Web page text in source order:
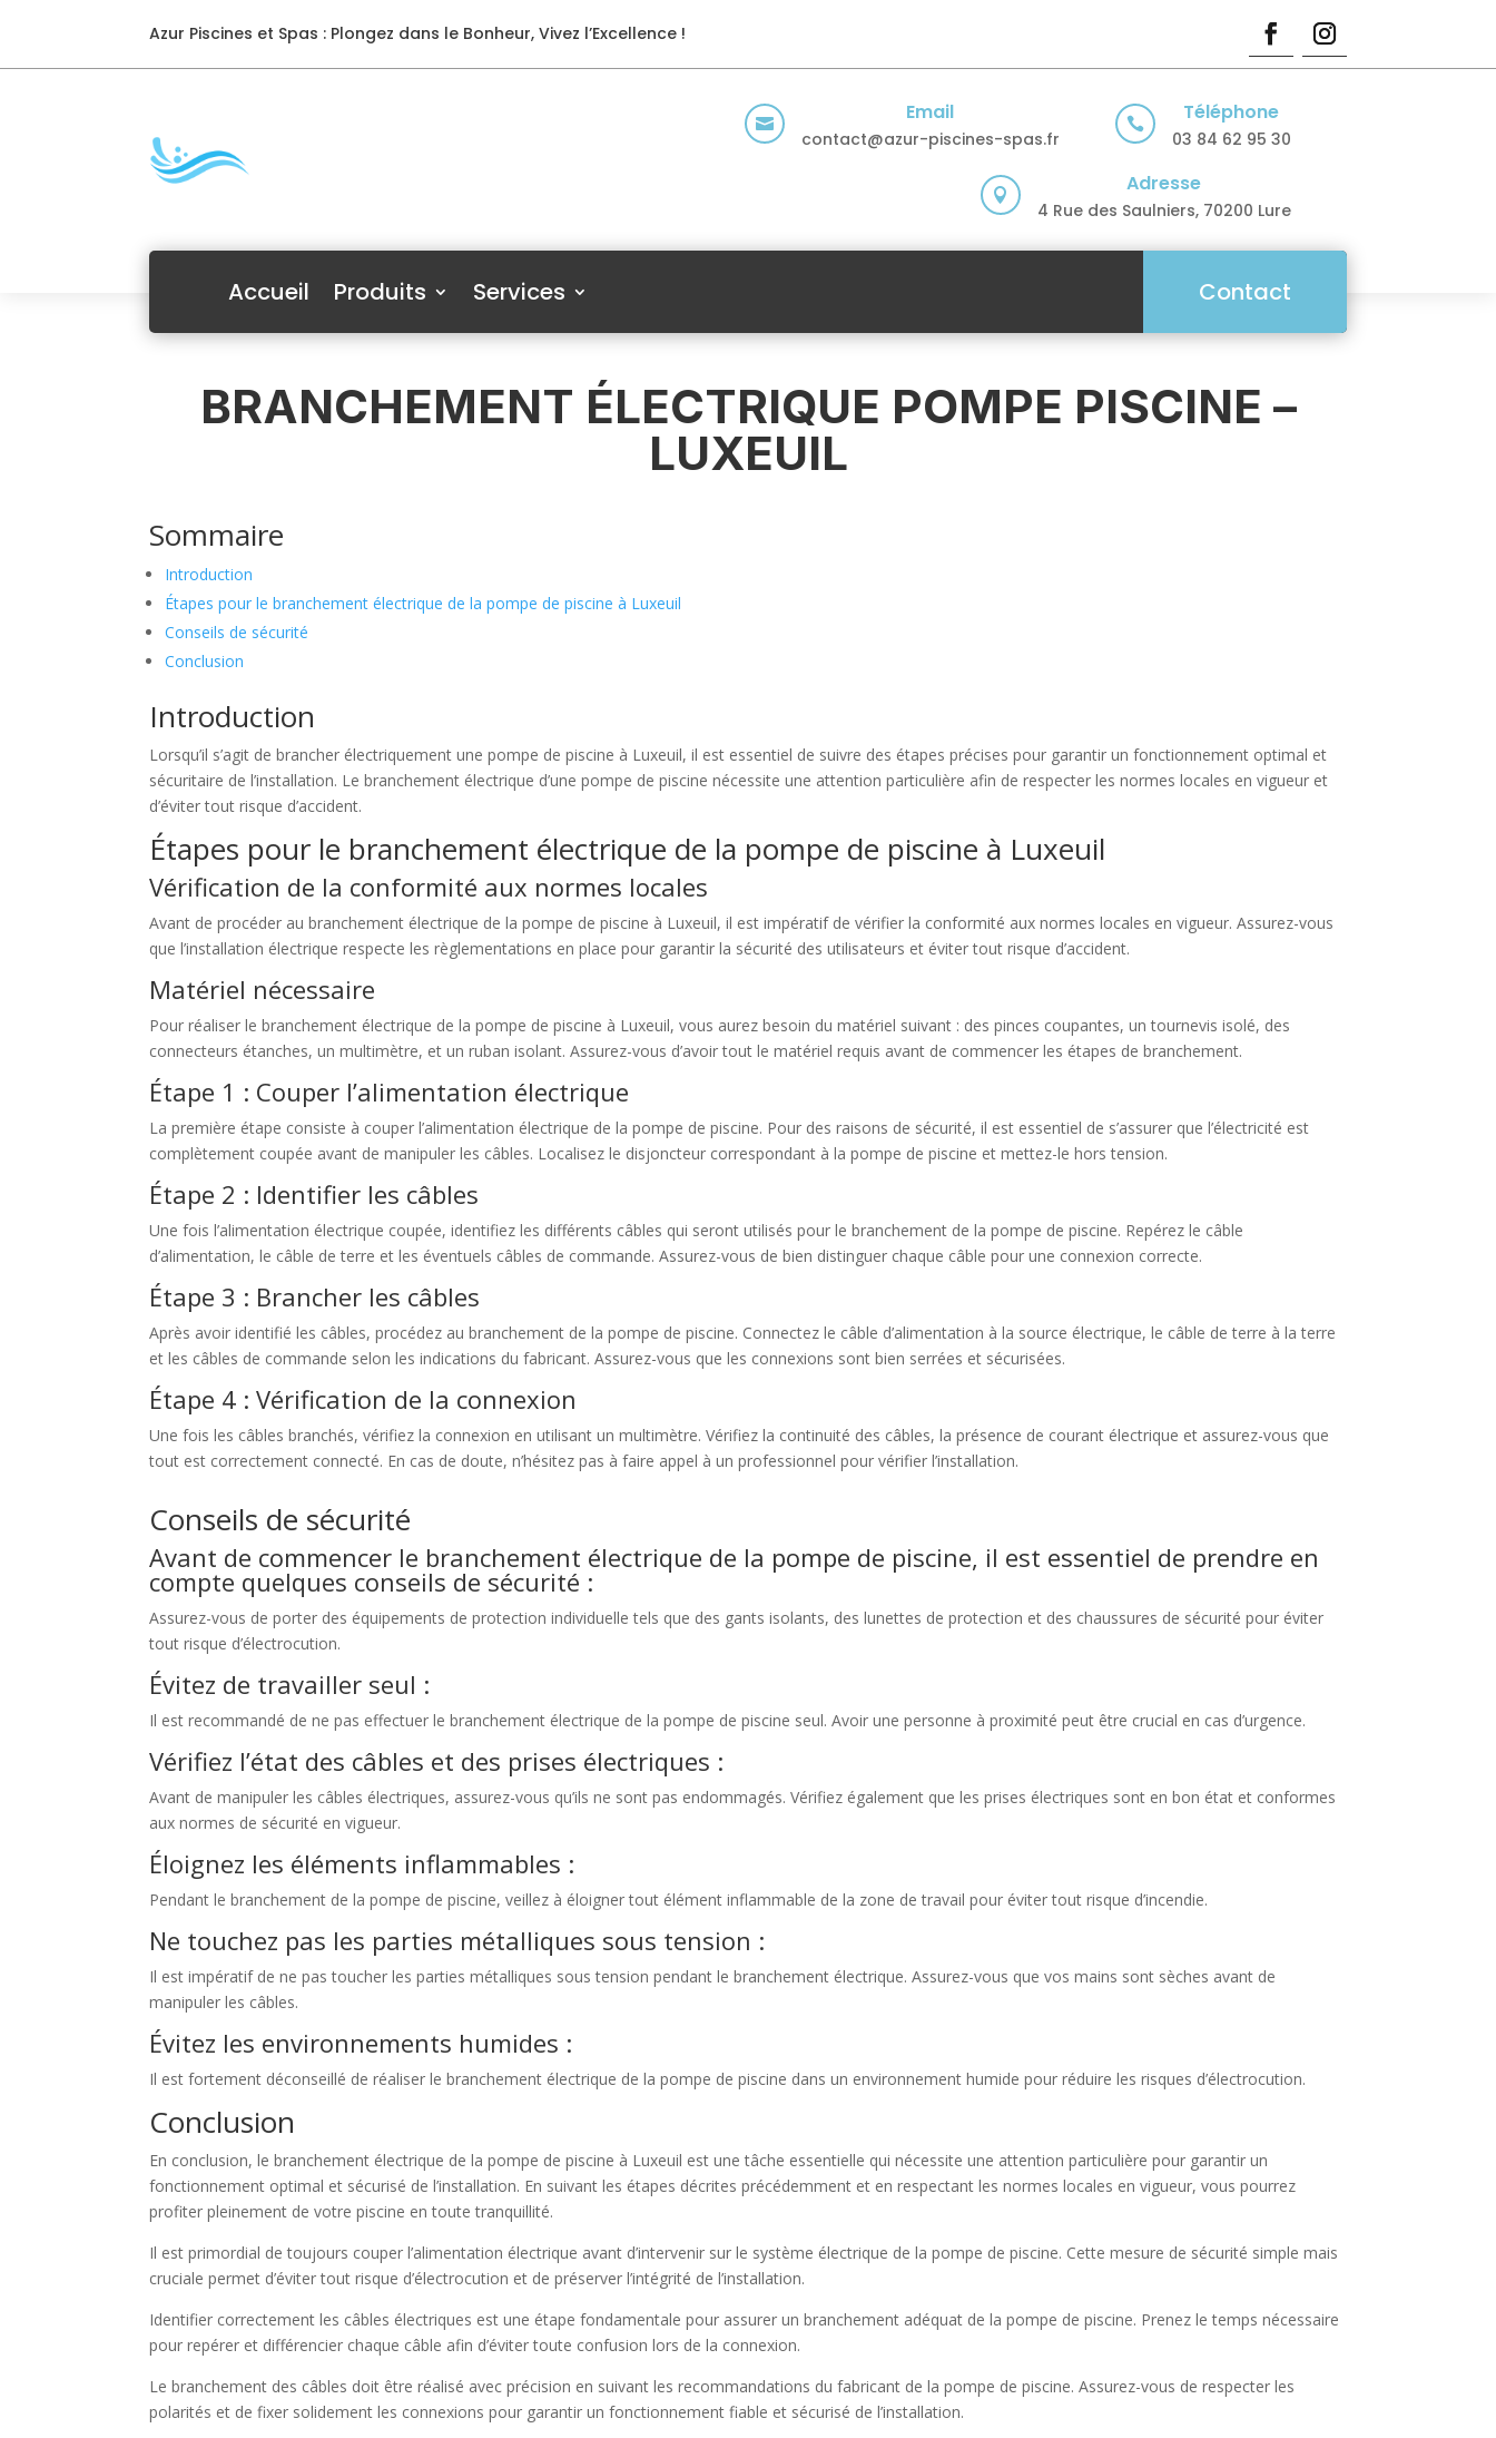
Azur Piscines et Spas : Plongez dans le Bonheur, Vivez l’Excellence !
 Email
contact@azur-piscines-spas.fr
 Téléphone
03 84 62 95 30
 Adresse
4 Rue des Saulniers, 70200 Lure
Accueil Produits Services Contact
BRANCHEMENT ÉLECTRIQUE POMPE PISCINE –
LUXEUIL
Sommaire
Introduction
Étapes pour le branchement électrique de la pompe de piscine à Luxeuil
Conseils de sécurité
Conclusion
Introduction
Lorsqu’il s’agit de brancher électriquement une pompe de piscine à Luxeuil, il est essentiel de suivre des étapes précises pour garantir un fonctionnement optimal et
sécuritaire de l’installation. Le branchement électrique d’une pompe de piscine nécessite une attention particulière afin de respecter les normes locales en vigueur et
d’éviter tout risque d’accident.
Étapes pour le branchement électrique de la pompe de piscine à Luxeuil
Vérification de la conformité aux normes locales
Avant de procéder au branchement électrique de la pompe de piscine à Luxeuil, il est impératif de vérifier la conformité aux normes locales en vigueur. Assurez-vous
que l’installation électrique respecte les règlementations en place pour garantir la sécurité des utilisateurs et éviter tout risque d’accident.
Matériel nécessaire
Pour réaliser le branchement électrique de la pompe de piscine à Luxeuil, vous aurez besoin du matériel suivant : des pinces coupantes, un tournevis isolé, des
connecteurs étanches, un multimètre, et un ruban isolant. Assurez-vous d’avoir tout le matériel requis avant de commencer les étapes de branchement.
Étape 1 : Couper l’alimentation électrique
La première étape consiste à couper l’alimentation électrique de la pompe de piscine. Pour des raisons de sécurité, il est essentiel de s’assurer que l’électricité est
complètement coupée avant de manipuler les câbles. Localisez le disjoncteur correspondant à la pompe de piscine et mettez-le hors tension.
Étape 2 : Identifier les câbles
Une fois l’alimentation électrique coupée, identifiez les différents câbles qui seront utilisés pour le branchement de la pompe de piscine. Repérez le câble
d’alimentation, le câble de terre et les éventuels câbles de commande. Assurez-vous de bien distinguer chaque câble pour une connexion correcte.
Étape 3 : Brancher les câbles
Après avoir identifié les câbles, procédez au branchement de la pompe de piscine. Connectez le câble d’alimentation à la source électrique, le câble de terre à la terre
et les câbles de commande selon les indications du fabricant. Assurez-vous que les connexions sont bien serrées et sécurisées.
Étape 4 : Vérification de la connexion
Une fois les câbles branchés, vérifiez la connexion en utilisant un multimètre. Vérifiez la continuité des câbles, la présence de courant électrique et assurez-vous que
tout est correctement connecté. En cas de doute, n’hésitez pas à faire appel à un professionnel pour vérifier l’installation.
Conseils de sécurité
Avant de commencer le branchement électrique de la pompe de piscine, il est essentiel de prendre en
compte quelques conseils de sécurité :
Assurez-vous de porter des équipements de protection individuelle tels que des gants isolants, des lunettes de protection et des chaussures de sécurité pour éviter
tout risque d’électrocution.
Évitez de travailler seul :
Il est recommandé de ne pas effectuer le branchement électrique de la pompe de piscine seul. Avoir une personne à proximité peut être crucial en cas d’urgence.
Vérifiez l’état des câbles et des prises électriques :
Avant de manipuler les câbles électriques, assurez-vous qu’ils ne sont pas endommagés. Vérifiez également que les prises électriques sont en bon état et conformes
aux normes de sécurité en vigueur.
Éloignez les éléments inflammables :
Pendant le branchement de la pompe de piscine, veillez à éloigner tout élément inflammable de la zone de travail pour éviter tout risque d’incendie.
Ne touchez pas les parties métalliques sous tension :
Il est impératif de ne pas toucher les parties métalliques sous tension pendant le branchement électrique. Assurez-vous que vos mains sont sèches avant de
manipuler les câbles.
Évitez les environnements humides :
Il est fortement déconseillé de réaliser le branchement électrique de la pompe de piscine dans un environnement humide pour réduire les risques d’électrocution.
Conclusion
En conclusion, le branchement électrique de la pompe de piscine à Luxeuil est une tâche essentielle qui nécessite une attention particulière pour garantir un
fonctionnement optimal et sécurisé de l’installation. En suivant les étapes décrites précédemment et en respectant les normes locales en vigueur, vous pourrez
profiter pleinement de votre piscine en toute tranquillité.
Il est primordial de toujours couper l’alimentation électrique avant d’intervenir sur le système électrique de la pompe de piscine. Cette mesure de sécurité simple mais
cruciale permet d’éviter tout risque d’électrocution et de préserver l’intégrité de l’installation.
Identifier correctement les câbles électriques est une étape fondamentale pour assurer un branchement adéquat de la pompe de piscine. Prenez le temps nécessaire
pour repérer et différencier chaque câble afin d’éviter toute confusion lors de la connexion.
Le branchement des câbles doit être réalisé avec précision en suivant les recommandations du fabricant de la pompe de piscine. Assurez-vous de respecter les
polarités et de fixer solidement les connexions pour garantir un fonctionnement fiable et sécurisé de l’installation.